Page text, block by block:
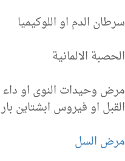
سرطان الدم او اللوكيميا
الحصبة الالمانية
مرض وحيدات النوى او داء
القبل او فيروس ابشتاين بار
مرض السل